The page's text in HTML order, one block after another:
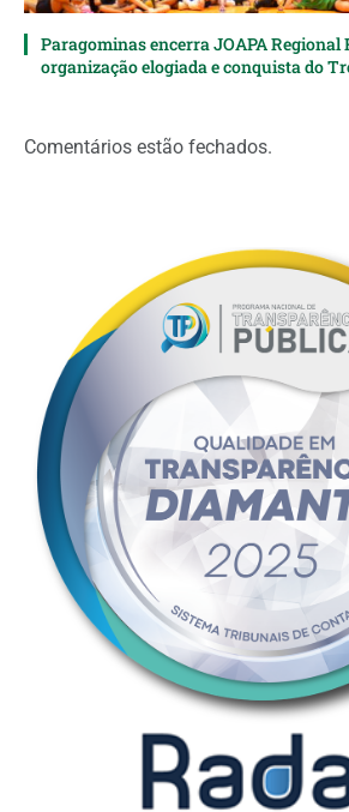
Paragominas encerra JOAPA Regional
organização elogiada e conquista do
Comentários estão fechados.